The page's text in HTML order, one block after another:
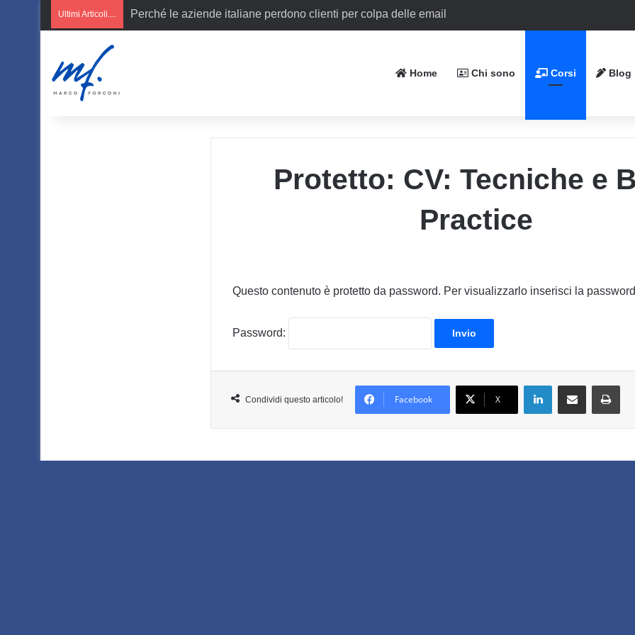
Ultimi Articoli.... Perché le aziende italiane perdono clienti per colpa delle email
Home Chi sono Corsi Blog
Protetto: CV: Tecniche e
Practice
Questo contenuto è protetto da password. Per visualizzarlo inserisci la
Password:
Condividi questo articolo! Facebook X
LinkedInCondividi via email